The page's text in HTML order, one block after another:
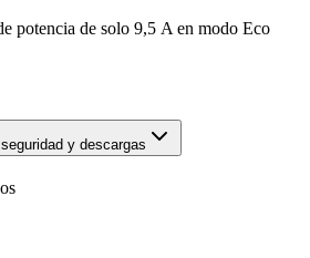
potencia de solo 9,5 A en modo Eco
y descargas